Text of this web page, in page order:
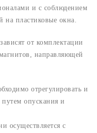
и с соблюдением
на пластиковые окна.
от комплектации
направляющей
отрегулировать и
путем опускания и
осуществляется с